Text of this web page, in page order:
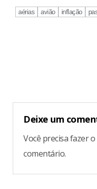
aérias avião inflação
Deixe um
Você precisa fazer o
comentário.